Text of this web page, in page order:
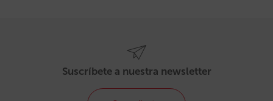
Suscríbete a nuestra newsletter